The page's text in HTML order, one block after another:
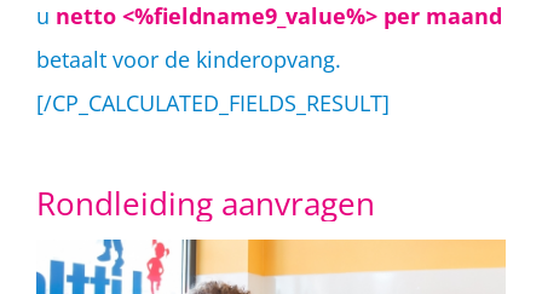
u netto <%fieldname9_value%> per maand
betaalt voor de kinderopvang.
[/CP_CALCULATED_FIELDS_RESULT]
Rondleiding aanvragen